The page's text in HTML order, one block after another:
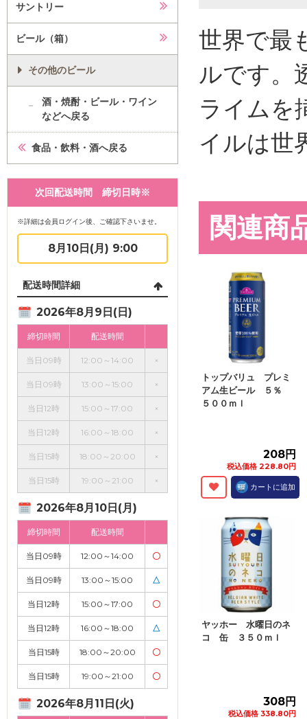
サントリー
ビール（箱）
その他のビール
酒・焼酎・ビール・ワイン
などへ戻る
食品・飲料・酒へ戻る
次回配送時間 締切日時※
※詳細は会員ログイン後、ご確認下さいませ。
8月10日(月) 9:00
配送時間詳細
2026年8月9日(日)
締切時間 配送時間
当日09時 12:00～14:00 ×
当日09時 13:00～15:00 ×
当日12時 15:00～17:00 ×
当日12時 16:00～18:00 ×
当日15時 18:00～20:00 ×
当日15時 19:00～21:00 ×
2026年8月10日(月)
締切時間 配送時間
当日09時 12:00～14:00 〇
当日09時 13:00～15:00 △
当日12時 15:00～17:00 〇
当日12時 16:00～18:00 △
当日15時 18:00～20:00 〇
当日15時 19:00～21:00 〇
2026年8月11日(火)
世界で最
ルです。
ライムを
イルは世
関連商
トップバリュ プレミ
アム生ビール ５％
５００ｍｌ
208円
税込価格 228.80円
カートに追加
ヤッホー 水曜日のネ
コ 缶 ３５０ｍｌ
308円
税込価格 338.80円